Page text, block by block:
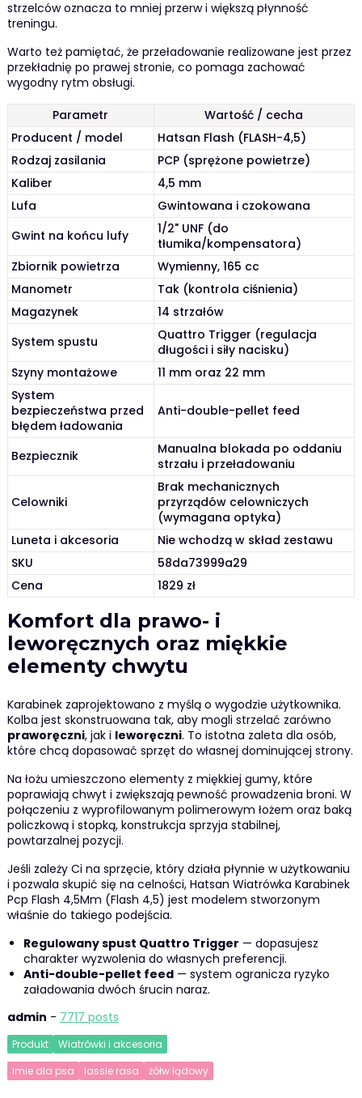
strzelców oznacza to mniej przerw i większą płynność
treningu.
Warto też pamiętać, że przeładowanie realizowane jest przez
przekładnię po prawej stronie, co pomaga zachować
wygodny rytm obsługi.
Parametr
Wartość / cecha
Producent / model
Hatsan Flash (FLASH-4,5)
Rodzaj zasilania
PCP (sprężone powietrze)
Kaliber
4,5 mm
Lufa
Gwintowana i czokowana
Gwint na końcu lufy
1/2" UNF (do
tłumika/kompensatora)
Zbiornik powietrza
Wymienny, 165 cc
Manometr
Tak (kontrola ciśnienia)
Magazynek
14 strzałów
System spustu
Quattro Trigger (regulacja
długości i siły nacisku)
Szyny montażowe
11 mm oraz 22 mm
System
bezpieczeństwa przed
błędem ładowania
Anti-double-pellet feed
Bezpiecznik
Manualna blokada po oddaniu
strzału i przeładowaniu
Celowniki
Brak mechanicznych
przyrządów celowniczych
(wymagana optyka)
Luneta i akcesoria
Nie wchodzą w skład zestawu
SKU
58da73999a29
Cena
1829 zł
Komfort dla prawo- i
leworęcznych oraz miękkie
elementy chwytu
Karabinek zaprojektowano z myślą o wygodzie użytkownika.
Kolba jest skonstruowana tak, aby mogli strzelać zarówno
praworęczni, jak i leworęczni. To istotna zaleta dla osób,
które chcą dopasować sprzęt do własnej dominującej strony.
Na łożu umieszczono elementy z miękkiej gumy, które
poprawiają chwyt i zwiększają pewność prowadzenia broni. W
połączeniu z wyprofilowanym polimerowym łożem oraz baką
policzkową i stopką, konstrukcja sprzyja stabilnej,
powtarzalnej pozycji.
Jeśli zależy Ci na sprzęcie, który działa płynnie w użytkowaniu
i pozwala skupić się na celności, Hatsan Wiatrówka Karabinek
Pcp Flash 4,5Mm (Flash 4,5) jest modelem stworzonym
właśnie do takiego podejścia.
Regulowany spust Quattro Trigger — dopasujesz
charakter wyzwolenia do własnych preferencji.
Anti-double-pellet feed— system ogranicza ryzyko
załadowania dwóch śrucin naraz.
admin - 7717 posts
Produkt
Wiatrówki i akcesoria
imie dla psa
lassie rasa żółw lądowy